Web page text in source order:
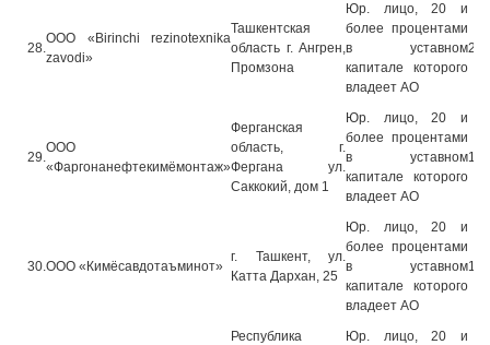
28.
ООО «Birinchi rezinotexnika
zavodi»
Ташкентская
область г. Ангрен,
Промзона
Юр. лицо, 20 и
более процентами
в уставном
капитале которого
владеет АО
29.
ООО
«Фаргонанефтекимёмонтаж»
Ферганская
область, г.
Фергана ул.
Саккокий, дом 1
Юр. лицо, 20 и
более процентами
в уставном
капитале которого
владеет АО
30.ООО «Кимёсавдотаъминот»
г. Ташкент, ул.
Катта Дархан, 25
Юр. лицо, 20 и
более процентами
в уставном
капитале которого
владеет АО
Республика
Юр. лицо, 20 и